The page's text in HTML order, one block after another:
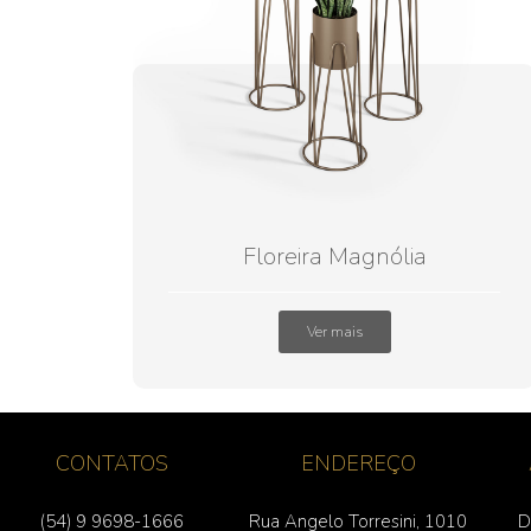
Floreira Magnólia
Ver mais
CONTATOS
(54) 9 9698-1666
ENDEREÇO
Rua Angelo Torresini, 1010